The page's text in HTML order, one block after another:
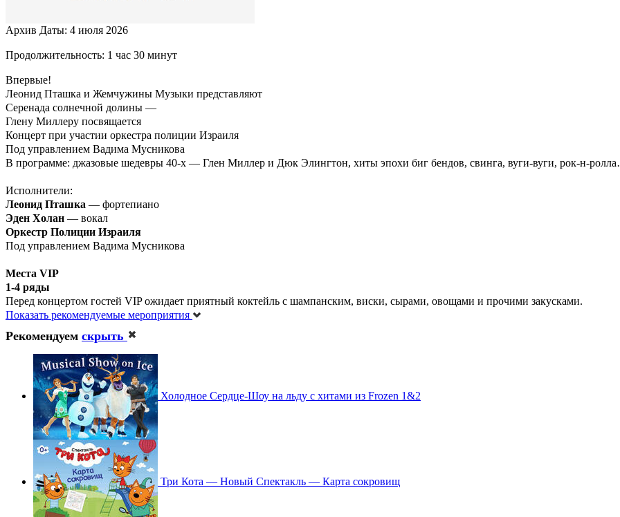
Архив Даты: 4 июля 2026
Продолжительность: 1 час 30 минут
Впервые!
Леонид Пташка и Жемчужины Музыки представляют
Серенада солнечной долины —
Глену Миллеру посвящается
Концерт при участии оркестра полиции Израиля
Под управлением Вадима Мусникова
В программе: джазовые шедевры 40-х — Глен Миллер и Дюк Элингтон, хиты эпохи биг бендов, свинга, вуги-вуги, рок-н-
Исполнители:
Леонид Пташка — фортепиано
Эден Холан — вокал
Оркестр Полиции Израиля
Под управлением Вадима Мусникова
Места VIP
1-4 ряды
Перед концертом гостей VIP ожидает приятный коктейль с шампанским, виски, сырами, овощами и прочими закусками.
Показать рекомендуемые мероприятия
Рекомендуем скрыть
Холодное Сердце-Шоу на льду с хитами из Frozen 1&2
Три Кота — Новый Спектакль — Карта сокровищ